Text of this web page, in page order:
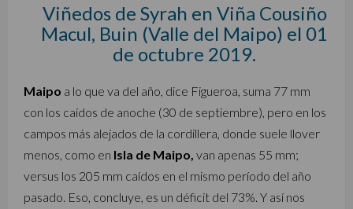
Viñedos de Syrah en Viña Cousiño
Macul, Buin (Valle del Maipo) el 01
de octubre 2019.
Maipo a lo que va del año, dice Figueroa, suma 77 mm
con los caídos de anoche (30 de septiembre), pero en los
campos más alejados de la cordillera, donde suele llover
menos, como en Isla de Maipo, van apenas 55 mm;
versus los 205 mm caídos en el mismo período del año
pasado. Eso, concluye, es un déficit del 73%. Y así nos